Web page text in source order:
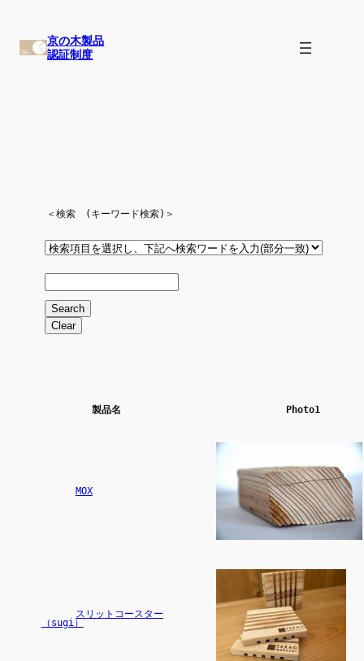
京の木製品
認証制度
＜検索　(キーワード検索)＞
製品名 Photo1
MOX
スリットコースター
（sugi）